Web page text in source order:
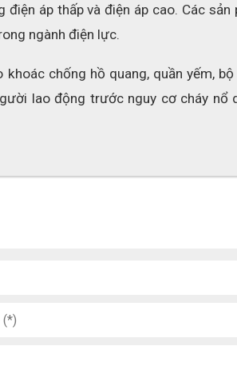
áp thấp và điện áp cao. Các sản
ngành điện lực.
khoác chống hồ quang, quần yếm, bộ
lao động trước nguy cơ cháy nổ